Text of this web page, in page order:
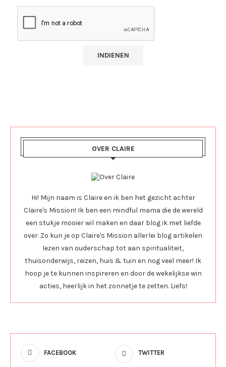
OVER CLAIRE
Hi! Mijn naam is Claire en ik ben het gezicht achter
Claire's Mission! Ik ben een mindful mama die de wereld
een stukje mooier wil maken en daar blog ik met liefde
over. Zo kun je op Claire's Mission allerlei blog artikelen
lezen van ouderschap tot aan spiritualiteit,
thuisonderwijs, reizen, huis & tuin en nog veel meer! Ik
hoop je te kunnen inspireren en door de wekelijkse win
acties, heerlijk in het zonnetje te zetten. Liefs!
FACEBOOK TWITTER